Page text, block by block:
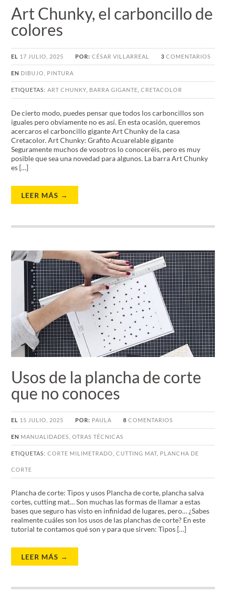
Art Chunky, el carboncillo de
colores
EL 17 JULIO, 2025 POR:CÉSAR VILLARREAL 3 COMENTARIOS
EN DIBUJO PINTURA
ETIQUETAS:ART CHUNKY BARRA GIGANTE ,CRETACOLOR
De cierto modo, puedes pensar que todos los carboncillos son
iguales pero obviamente no es así. En esta ocasión, queremos
acercaros el carboncillo gigante Art Chunky de la casa
Cretacolor. Art Chunky: Grafito Acuarelable gigante
Seguramente muchos de vosotros lo conoceréis, pero es muy
posible que sea una novedad para algunos. La barra Art Chunky
es […]
LEER MÁS →
Usos de la plancha de corte
que no conoces
EL 15 JULIO, 2025 POR: PAULA 8 COMENTARIOS
EN MANUALIDADES ,OTRAS TÉCNICAS
ETIQUETAS:CORTE MILIMETRADO ,CUTTING MAT, PLANCHA DE
CORTE
Plancha de corte: Tipos y usos Plancha de corte, plancha salva
cortes, cutting mat… Son muchas las formas de llamar a estas
bases que seguro has visto en infinidad de lugares, pero… ¿Sabes
realmente cuáles son los usos de las planchas de corte? En este
tutorial te contamos qué son y para que sirven: Tipos […]
LEER MÁS →